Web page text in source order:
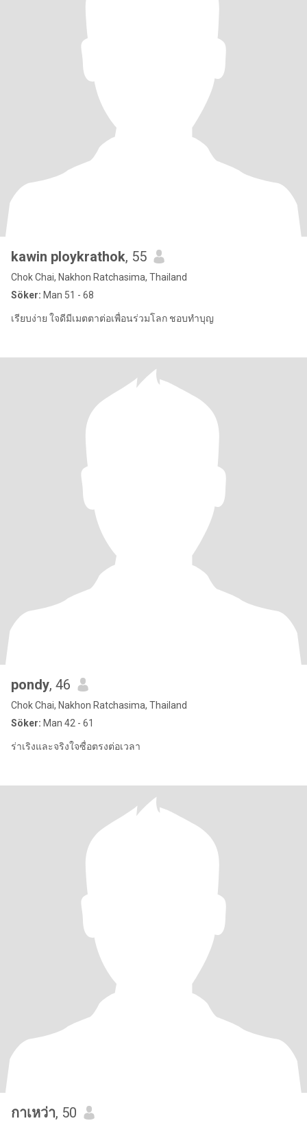
kawin ploykrathok, 55
Chok Chai, Nakhon Ratchasima, Thailand
Söker: Man 51 - 68
เรียบง่าย ใจดีมีเมตตาต่อเพื่อนร่วมโลก ชอบทำบุญ
pondy, 46
Chok Chai, Nakhon Ratchasima, Thailand
Söker: Man 42 - 61
ร่าเริงและจริงใจซื่อตรงต่อเวลา
กาเหว่า, 50